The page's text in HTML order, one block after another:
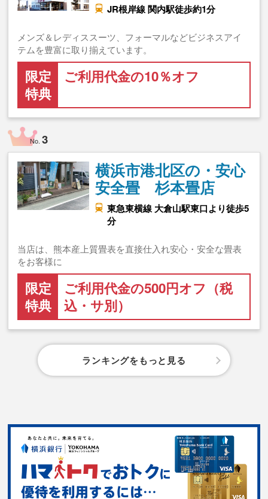
JR根岸線 関内駅徒歩約1分
メンズ＆レディススーツ、フォーマルなどビジネスアイ
テムを豊富に取り揃えています。
限定
特典
ご利用代金の10％オフ
No.3
横浜市港北区の・安心
安全畳 杉本畳店
東急東横線 大倉山駅東口より徒歩5
分
当店は、熊本産上質畳表を直接仕入れ安心・安全な畳表
をお客様に
限定
特典
ご利用代金の500円オフ（税
込・サ別）
ランキングをもっと見る